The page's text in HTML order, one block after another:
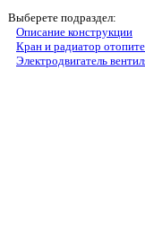
Выберете подраздел:
Описание конструкции
Кран и радиатор
Электродвигатель